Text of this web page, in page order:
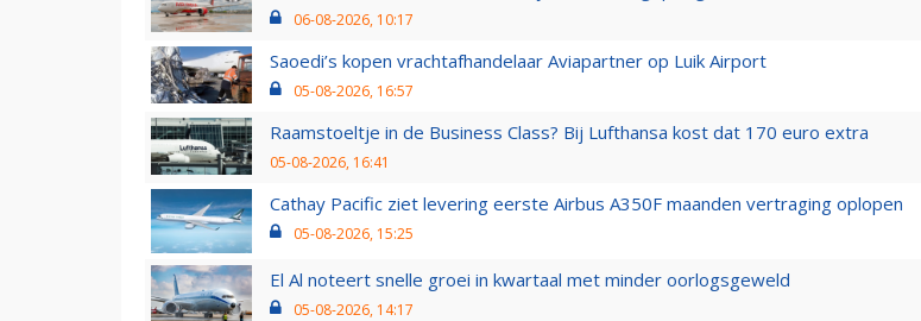
06-08-2026, 10:17
Saoedi’s kopen vrachtafhandelaar Aviapartner op Luik Airport
05-08-2026, 16:57
Raamstoeltje in de Business Class? Bij Lufthansa kost dat 170 euro extra
05-08-2026, 16:41
Cathay Pacific ziet levering eerste Airbus A350F maanden vertraging oplopen
05-08-2026, 15:25
El Al noteert snelle groei in kwartaal met minder oorlogsgeweld
05-08-2026, 14:17